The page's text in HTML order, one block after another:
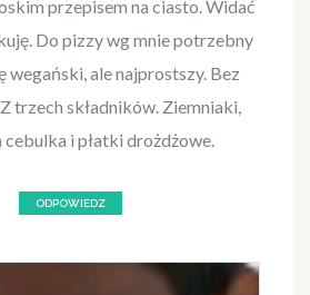
przepisem na ciasto. Widać
Do pizzy wg mnie potrzebny
wegański, ale najprostszy. Bez
trzech składników. Ziemniaki,
cebulka i płatki drożdżowe.
ODPOWIEDZ